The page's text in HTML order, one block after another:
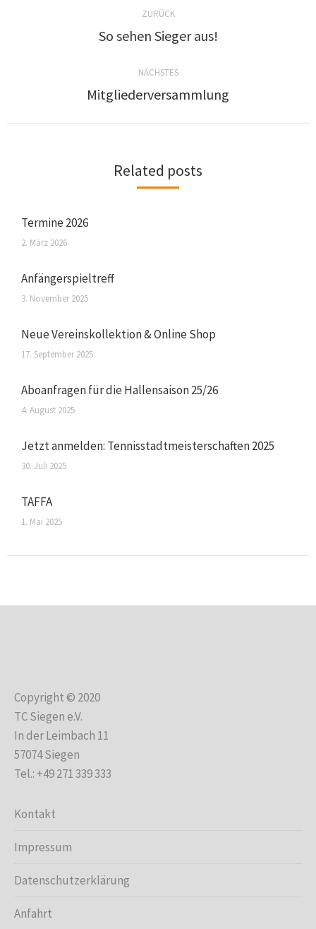
ZURÜCK
So sehen Sieger aus!
NÄCHSTES
Mitgliederversammlung
Related posts
Termine 2026
2. März 2026
Anfängerspieltreff
3. November 2025
Neue Vereinskollektion & Online Shop
17. September 2025
Aboanfragen für die Hallensaison 25/26
4. August 2025
Jetzt anmelden: Tennisstadtmeisterschaften 2025
30. Juli 2025
TAFFA
1. Mai 2025
Copyright © 2020
TC Siegen e.V.
In der Leimbach 11
57074 Siegen
Tel.: +49 271 339 333
Kontakt
Impressum
Datenschutzerklärung
Anfahrt